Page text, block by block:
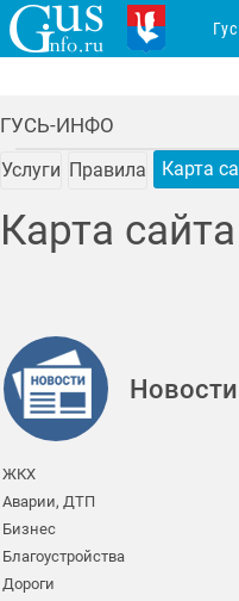
ГУСЬ-ИНФО
Услуги Правила Карта
Карта сайта
Новости
ЖКХ
Аварии, ДТП
Бизнес
Благоустройства
Дороги